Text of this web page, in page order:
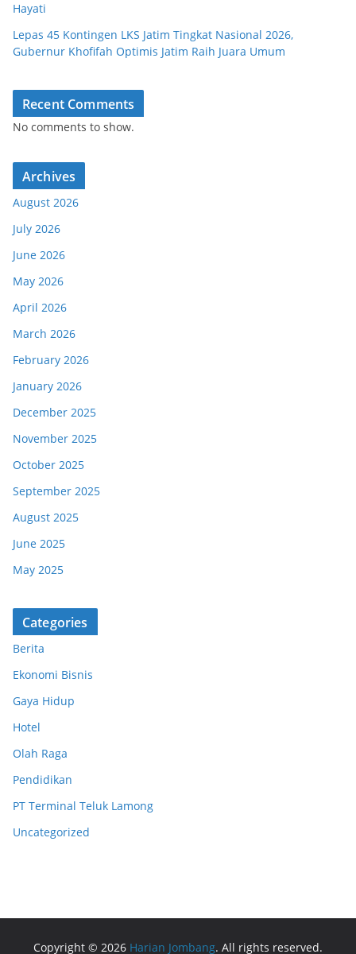
Hayati
Lepas 45 Kontingen LKS Jatim Tingkat Nasional 2026,
Gubernur Khofifah Optimis Jatim Raih Juara Umum
Recent Comments
No comments to show.
Archives
August 2026
July 2026
June 2026
May 2026
April 2026
March 2026
February 2026
January 2026
December 2025
November 2025
October 2025
September 2025
August 2025
June 2025
May 2025
Categories
Berita
Ekonomi Bisnis
Gaya Hidup
Hotel
Olah Raga
Pendidikan
PT Terminal Teluk Lamong
Uncategorized
Copyright © 2026 Harian Jombang. All rights reserved.